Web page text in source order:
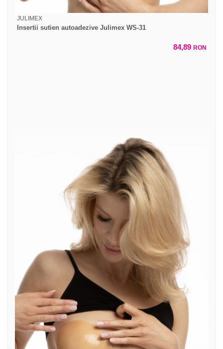
JULIMEX
Insertii sutien autoadezive Julimex WS-31
84,89 RON